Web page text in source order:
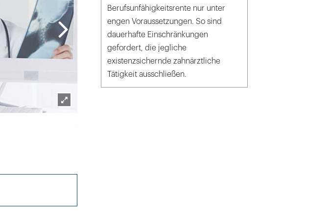
öffnen
Berufsunfähigkeitsrente nur unter
engen Voraussetzungen. So sind
dauerhafte Einschränkungen
gefordert, die jegliche
existenzsichernde zahnärztliche
Tätigkeit ausschließen.